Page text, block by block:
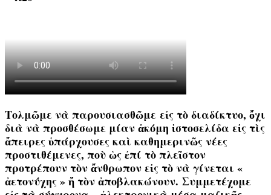
Τολμῶμε νὰ παρουσιασθῶμε εἰς τὸ διαδίκτυο, ὄχι
διὰ νὰ προσθέσωμε μίαν ἀκόμη ἱστοσελίδα εἰς τὶς
ἄπειρες ὑπάρχουσες καὶ καθημερινῶς νέες
προστιθέμενες, ποὺ ὡς ἐπί τὸ πλεῖστον
προτρέπουν τὸν ἄνθρωπον εἰς τὸ νὰ γίνεται «
ἀετονύχης » ἤ τὸν ἀποβλακώνουν. Συμμετέχομε